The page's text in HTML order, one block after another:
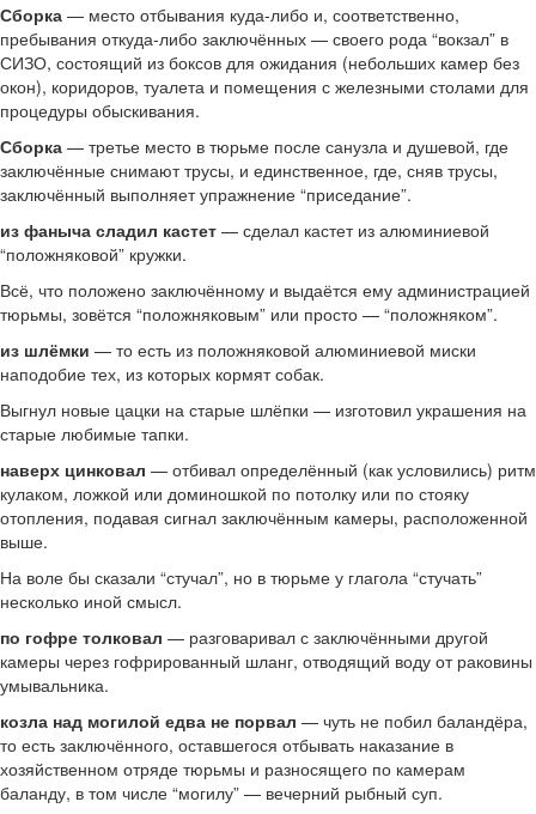
Сборка — место отбывания куда-либо и, соответственно,
пребывания откуда-либо заключённых — своего рода “вокзал” в
СИЗО, состоящий из боксов для ожидания (небольших камер без
окон), коридоров, туалета и помещения с железными столами для
процедуры обыскивания.
Сборка — третье место в тюрьме после санузла и душевой, где
заключённые снимают трусы, и единственное, где, сняв трусы,
заключённый выполняет упражнение “приседание”.
из фаныча сладил кастет — сделал кастет из алюминиевой
“положняковой” кружки.
Всё, что положено заключённому и выдаётся ему администрацией
тюрьмы, зовётся “положняковым” или просто — “положняком”.
из шлёмки — то есть из положняковой алюминиевой миски
наподобие тех, из которых кормят собак.
Выгнул новые цацки на старые шлёпки — изготовил украшения на
старые любимые тапки.
наверх цинковал — отбивал определённый (как условились) ритм
кулаком, ложкой или доминошкой по потолку или по стояку
отопления, подавая сигнал заключённым камеры, расположенной
выше.
На воле бы сказали “стучал”, но в тюрьме у глагола “стучать”
несколько иной смысл.
по гофре толковал — разговаривал с заключёнными другой
камеры через гофрированный шланг, отводящий воду от раковины
умывальника.
козла над могилой едва не порвал — чуть не побил баландёра,
то есть заключённого, оставшегося отбывать наказание в
хозяйственном отряде тюрьмы и разносящего по камерам
баланду, в том числе “могилу” — вечерний рыбный суп.